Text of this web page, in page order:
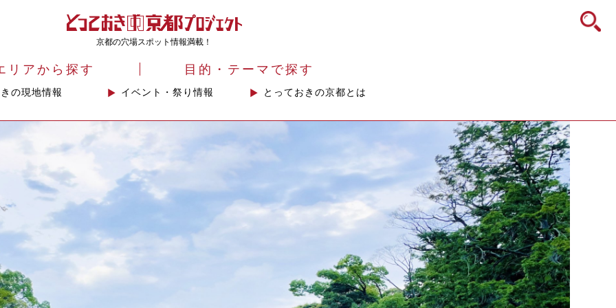
icon
京都の穴場スポット情報満載！
リアから探す 目的・テーマで探す
の現地情報 イベント・祭り情報 とっておきの京都とは